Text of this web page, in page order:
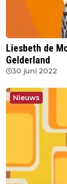
Liesbeth de
Gelderland
30 juni 2022
Nieuws